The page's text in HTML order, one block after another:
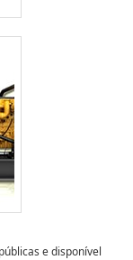
e disponível